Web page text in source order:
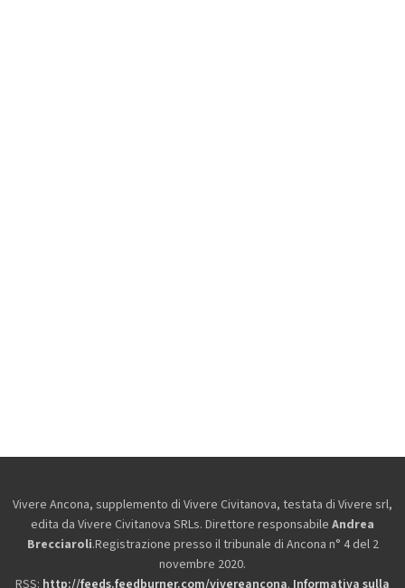
Vivere Ancona, supplemento di Vivere Civitanova, testata di Vivere srl,
edita da Vivere Civitanova SRLs. Direttore responsabile Andrea
Brecciaroli.Registrazione presso il tribunale di Ancona n° 4 del 2
novembre 2020.
RSS: http://feeds.feedburner.com/vivereancona. Informativa sulla